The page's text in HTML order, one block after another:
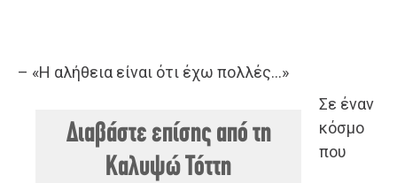
– «Η αλήθεια είναι ότι έχω πολλές…»
Διαβάστε επίσης από τη
Καλυψώ Τόττη
Σε έναν
κόσμο
που